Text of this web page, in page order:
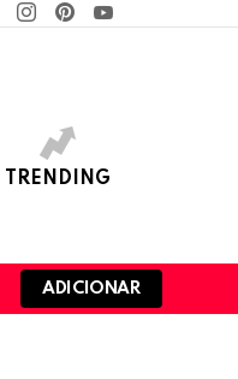
TRENDING
ADICIONAR